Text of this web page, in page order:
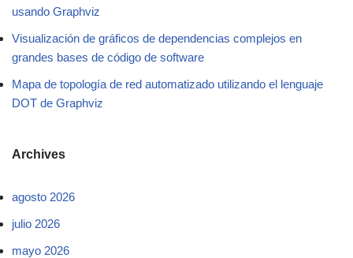
usando Graphviz
Visualización de gráficos de dependencias complejos en
grandes bases de código de software
Mapa de topología de red automatizado utilizando el lenguaje
DOT de Graphviz
Archives
agosto 2026
julio 2026
mayo 2026